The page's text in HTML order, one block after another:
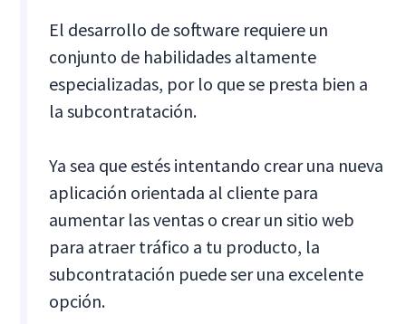
El desarrollo de software requiere un
conjunto de habilidades altamente
especializadas, por lo que se presta bien a
la subcontratación.
Ya sea que estés intentando crear una nueva
aplicación orientada al cliente para
aumentar las ventas o crear un sitio web
para atraer tráfico a tu producto, la
subcontratación puede ser una excelente
opción.